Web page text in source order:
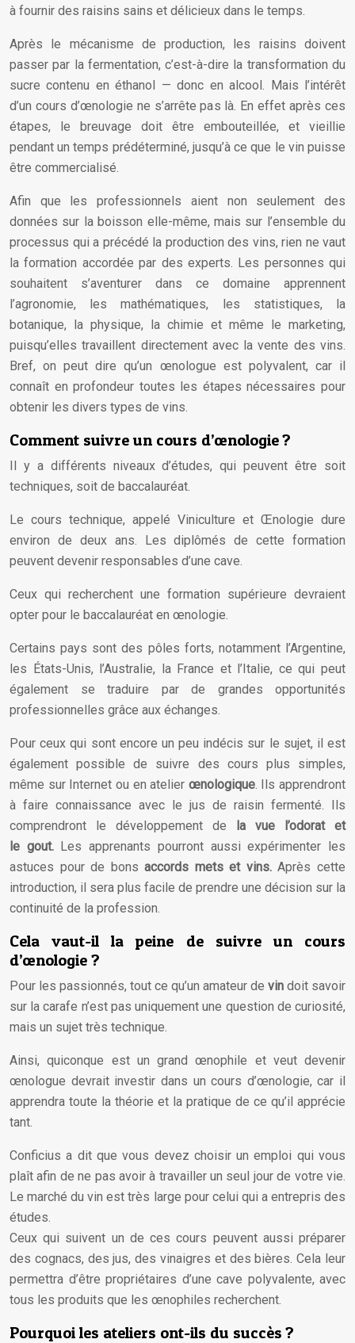
à fournir des raisins sains et délicieux dans le temps.
Après le mécanisme de production, les raisins doivent
passer par la fermentation, c’est-à-dire la transformation du
sucre contenu en éthanol — donc en alcool. Mais l’intérêt
d’un cours d’œnologie ne s’arrête pas là. En effet après ces
étapes, le breuvage doit être embouteillée, et vieillie
pendant un temps prédéterminé, jusqu’à ce que le vin puisse
être commercialisé.
Afin que les professionnels aient non seulement des
données sur la boisson elle-même, mais sur l’ensemble du
processus qui a précédé la production des vins, rien ne vaut
la formation accordée par des experts. Les personnes qui
souhaitent s’aventurer dans ce domaine apprennent
l’agronomie, les mathématiques, les statistiques, la
botanique, la physique, la chimie et même le marketing,
puisqu’elles travaillent directement avec la vente des vins.
Bref, on peut dire qu’un œnologue est polyvalent, car il
connaît en profondeur toutes les étapes nécessaires pour
obtenir les divers types de vins.
Comment suivre un cours d’œnologie ?
Il y a différents niveaux d’études, qui peuvent être soit
techniques, soit de baccalauréat.
Le cours technique, appelé Viniculture et Œnologie dure
environ de deux ans. Les diplômés de cette formation
peuvent devenir responsables d’une cave.
Ceux qui recherchent une formation supérieure devraient
opter pour le baccalauréat en œnologie.
Certains pays sont des pôles forts, notamment l’Argentine,
les États-Unis, l’Australie, la France et l’Italie, ce qui peut
également se traduire par de grandes opportunités
professionnelles grâce aux échanges.
Pour ceux qui sont encore un peu indécis sur le sujet, il est
également possible de suivre des cours plus simples,
même sur Internet ou en atelier œnologique. Ils apprendront
à faire connaissance avec le jus de raisin fermenté. Ils
comprendront le développement de
la vue l’odorat et
le gout. Les apprenants pourront aussi expérimenter les
astuces pour de bons accords metset vins.Après cette
introduction, il sera plus facile de prendre une décision sur la
continuité de la profession.
Cela vaut-il la peine de suivre un cours
d’œnologie ?
Pour les passionnés, tout ce qu’un amateur de vin doit savoir
sur la carafe n’est pas uniquement une question de curiosité,
mais un sujet très technique.
Ainsi, quiconque est un grand œnophile et veut devenir
œnologue devrait investir dans un cours d’œnologie, car il
apprendra toute la théorie et la pratique de ce qu’il apprécie
tant.
Conficius a dit que vous devez choisir un emploi qui vous
plaît afin de ne pas avoir à travailler un seul jour de votre vie.
Le marché du vin est très large pour celui qui a entrepris des
études.
Ceux qui suivent un de ces cours peuvent aussi préparer
des cognacs, des jus, des vinaigres et des bières. Cela leur
permettra d’être propriétaires d’une cave polyvalente, avec
tous les produits que les œnophiles recherchent.
Pourquoi les ateliers ont-ils du succès ?